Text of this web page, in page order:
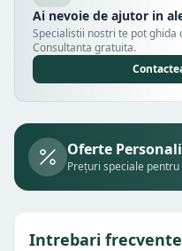
Ai nevoie de ajutor in
Specialistii nostri te pot
Consultanta gratuita.
Oferte
Prețuri speciale
Intrebari frecvente